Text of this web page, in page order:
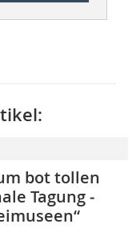
bot tollen
Tagung